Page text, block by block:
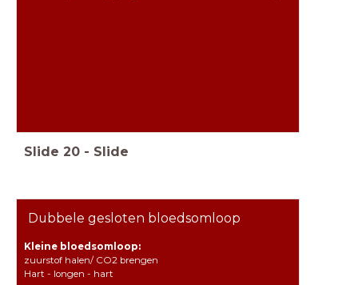
Slide 20 - Slide
Dubbele gesloten bloedsomloop
Kleine bloedsomloop:
zuurstof halen/ CO2 brengen
Hart - longen - hart